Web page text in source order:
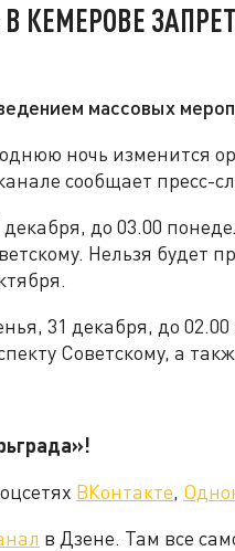
КЕМЕРОВЕ
массовых
ночь изменится
сообщает пресс-
декабря, до 03.00
Нельзя будет
31 декабря, до
Советскому, а
ВКонтакте,
в Дзене. Там все